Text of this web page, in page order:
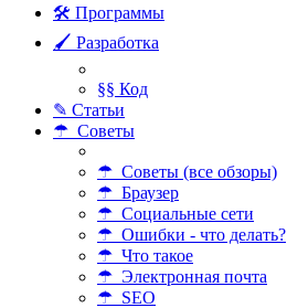
🛠 Программы
🖌 Разработка
§§ Код
✎ Статьи
☂ Советы
☂ Советы (все обзоры)
☂ Браузер
☂ Социальные сети
☂ Ошибки - что делать?
☂ Что такое
☂ Электронная почта
☂ SEO